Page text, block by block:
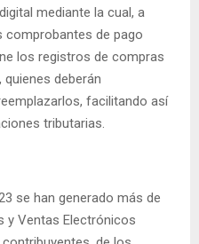
mediante la cual, a
comprobantes de pago
los registros de compras
deberán
facilitando así
tributarias.
se han generado más de
y Ventas Electrónicos